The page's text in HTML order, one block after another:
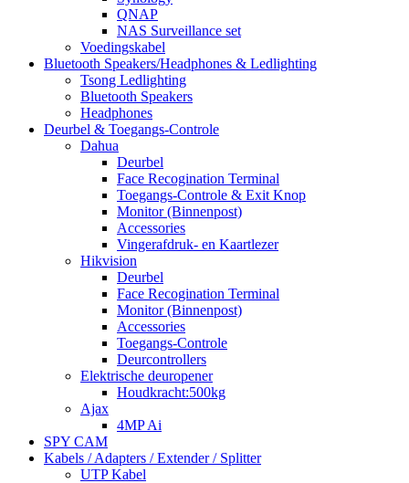
QNAP
NAS Surveillance set
Voedingskabel
Bluetooth Speakers/Headphones & Ledlighting
Tsong Ledlighting
Bluetooth Speakers
Headphones
Deurbel & Toegangs-Controle
Dahua
Deurbel
Face Recogination Terminal
Toegangs-Controle & Exit Knop
Monitor (Binnenpost)
Accessories
Vingerafdruk- en Kaartlezer
Hikvision
Deurbel
Face Recogination Terminal
Monitor (Binnenpost)
Accessories
Toegangs-Controle
Deurcontrollers
Elektrische deuropener
Houdkracht:500kg
Ajax
4MP Ai
SPY CAM
Kabels / Adapters / Extender / Splitter
UTP Kabel